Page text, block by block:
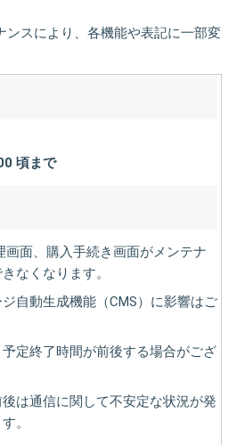
ンスにより、各機能や表記に一部変
頃まで
画面、購入手続き画面がメンテナ
なくなります。
自動生成機能（CMS）に影響はご
定終了時間が前後する場合がござ
は通信に関して不安定な状況が発
。